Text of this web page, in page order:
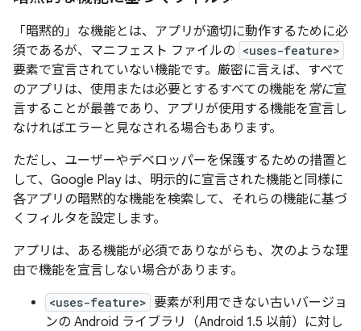
「暗黙的」な機能とは、アプリが適切に動作するために必
須であるが、マニフェスト ファイルの <uses-feature>
要素で宣言されていない機能です。厳密に言えば、すべて
のアプリは、使用または必要とするすべての機能を 常に宣
言することが最善であり、アプリが使用する機能を宣言し
なければエラーと見なされる場合もあります。
ただし、ユーザーやデベロッパーを保護するための措置と
して、Google Play は、明示的に宣言された機能と同様に
各アプリの暗黙的な機能を検索して、それらの機能に基づ
くフィルタを設定します。
アプリは、ある機能が必須でありながらも、次のような理
由で機能を宣言しない場合があります。
<uses-feature> 要素が利用できない古いバージョ
ンの Android ライブラリ（Android 1.5 以前）に対し